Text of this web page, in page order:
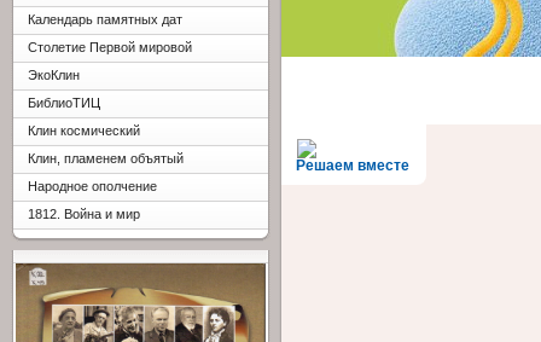
Решаем вместе
Календарь памятных дат
Столетие Первой мировой
ЭкоКлин
БиблиоТИЦ
Клин космический
Клин, пламенем объятый
Народное ополчение
1812. Война и мир